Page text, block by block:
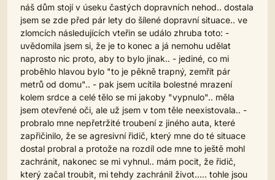
náš dům stojí v úseku častých dopravních nehod.. dostala
jsem se zde před pár lety do šílené dopravní situace.. ve
zlomcích následujících vteřin se událo zhruba toto: -
uvědomila jsem si, že je to konec a já nemohu udělat
naprosto nic proto, aby to bylo jinak.. - jediné, co mi
proběhlo hlavou bylo "to je pěkně trapný, zemřít pár
metrů od domu".. - pak jsem ucítila bolestné mrazení
kolem srdce a celé tělo se mi jakoby "vypnulo".. měla
jsem otevřené oči, ale už jsem v tom těle neexistovala.. -
probralo mne nepřetržité troubení z jiného auta, které
zapřičinilo, že se agresivní řidič, který mne do té situace
dostal probral a protože na rozdíl ode mne to ještě mohl
zachránit, nakonec se mi vyhnul.. mám pocit, že řidič,
který začal troubit, mi tehdy zachránil život..... tohle jsou